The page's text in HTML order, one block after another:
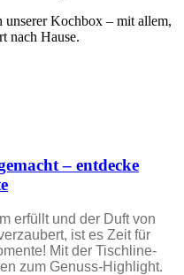
unserer Kochbox – mit allem,
nach Hause.
– entdecke
erfüllt und der Duft von
ist es Zeit für
Mit der Tischline-
zum Genuss-Highlight.